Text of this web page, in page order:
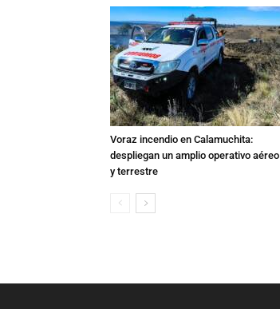
Voraz incendio en Calamuchita:
despliegan un amplio operativo aéreo
y terrestre